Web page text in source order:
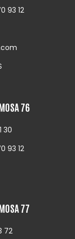
93 12
76
30
93 12
77
72